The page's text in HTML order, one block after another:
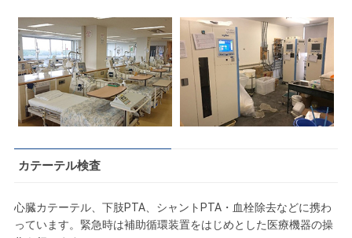
カテーテル検査
心臓カテーテル、下肢PTA、シャントPTA・血栓除去などに携わ
っています。緊急時は補助循環装置をはじめとした医療機器の操